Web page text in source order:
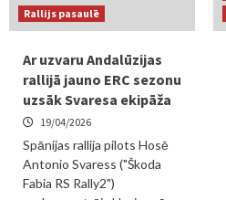
Rallijs pasaulē
Ar uzvaru Andalūzijas
rallijā jauno ERC sezonu
uzsāk Svaresa ekipāža
19/04/2026
Spānijas rallija pilots Hosē
Antonio Svaress ("Škoda
Fabia RS Rally2")